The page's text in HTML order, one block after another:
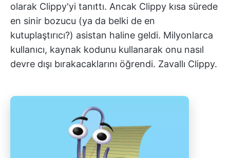
olarak Clippy'yi tanıttı. Ancak Clippy kısa sürede
en sinir bozucu (ya da belki de en
kutuplaştırıcı?) asistan haline geldi. Milyonlarca
kullanıcı, kaynak kodunu kullanarak onu nasıl
devre dışı bırakacaklarını öğrendi. Zavallı Clippy.